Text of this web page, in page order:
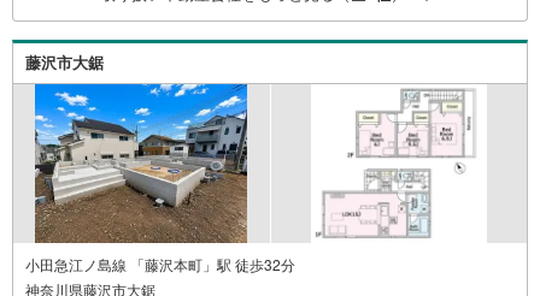
藤沢市大鋸
小田急江ノ島線 「藤沢本町」駅 徒歩32分
神奈川県藤沢市大鋸